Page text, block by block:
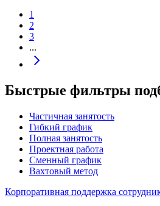
1
2
3
...
Быстрые фильтры
Частичная занятость
Гибкий график
Полная занятость
Проектная работа
Сменный график
Вахтовый метод
Корпоративная поддержка